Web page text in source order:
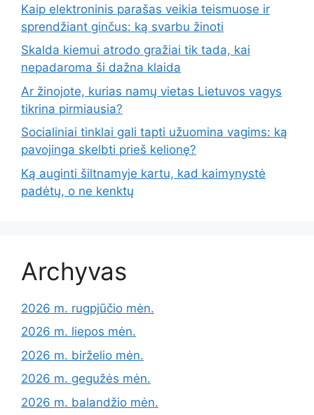
Kaip elektroninis parašas veikia teismuose ir
sprendžiant ginčus: ką svarbu žinoti
Skalda kiemui atrodo gražiai tik tada, kai
nepadaroma ši dažna klaida
Ar žinojote, kurias namų vietas Lietuvos vagys
tikrina pirmiausia?
Socialiniai tinklai gali tapti užuomina vagims: ką
pavojinga skelbti prieš kelionę?
Ką auginti šiltnamyje kartu, kad kaimynystė
padėtų, o ne kenktų
Archyvas
2026 m. rugpjūčio mėn.
2026 m. liepos mėn.
2026 m. birželio mėn.
2026 m. gegužės mėn.
2026 m. balandžio mėn.